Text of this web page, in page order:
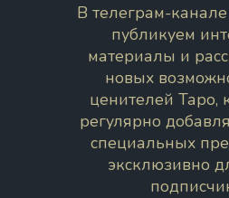
В телеграм-
публикуем
материалы и
новых
ценителей Таро,
регулярно
специальных
эксклюзивно